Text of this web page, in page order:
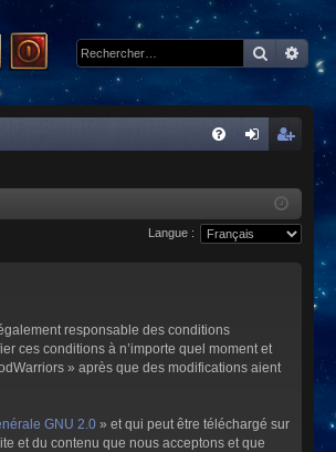
xi
cri
pti
Langue :
responsable des conditions
ces conditions à n’importe quel moment et
» après que des modifications aient
GNU 2.0 » et qui peut être téléchargé sur
et du contenu que nous acceptons et que